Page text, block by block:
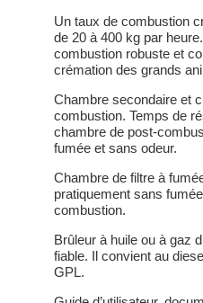
Un taux de combustion
de 20 à 400 kg par
combustion robuste et
crémation des grands
Chambre secondaire et
combustion. Temps de
chambre de post-
fumée et sans odeur.
Chambre de filtre à
pratiquement sans
combustion.
Brûleur à huile ou à gaz
fiable. Il convient au
GPL.